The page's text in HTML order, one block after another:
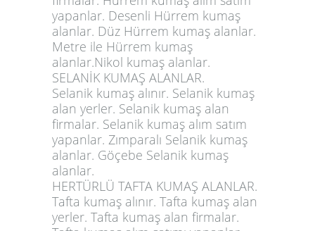
yapanlar. Desenli Hürrem kumaş
alanlar. Düz Hürrem kumaş alanlar.
Metre ile Hürrem kumaş
alanlar.Nikol kumaş alanlar.
SELANİK KUMAŞ ALANLAR.
Selanik kumaş alınır. Selanik kumaş
alan yerler. Selanik kumaş alan
firmalar. Selanik kumaş alım satım
yapanlar. Zımparalı Selanik kumaş
alanlar. Göçebe Selanik kumaş
alanlar.
HERTÜRLÜ TAFTA KUMAŞ ALANLAR.
Tafta kumaş alınır. Tafta kumaş alan
yerler. Tafta kumaş alan firmalar.